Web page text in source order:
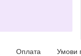
Оплата Умови